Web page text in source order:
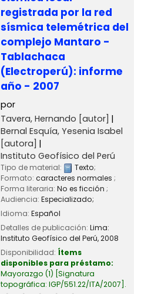
registrada por la red
sísmica telemétrica del
complejo Mantaro -
Tablachaca
(Electroperú): informe
año - 2007
por
Tavera, Hernando [autor]
Bernal Esquía, Yesenia Isabel
[autora]
Instituto Geofísico del Perú
Tipo de material: Texto;
Formato: caracteres normales ;
Forma literaria: No es ficción ;
Audiencia: Especializado;
Idioma: Español
Detalles de publicación: Lima:
Instituto Geofísico del Perú,2008
Disponibilidad: Ítems
disponibles para préstamo:
Mayorazgo (1) Signatura
topográfica: IGP/551.22/ITA/2007 .